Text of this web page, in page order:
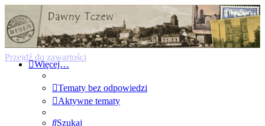
Forum Dawnego Tczewa
Przejdź do zawartości
Więcej…
Tematy bez odpowiedzi
Aktywne tematy
Szukaj